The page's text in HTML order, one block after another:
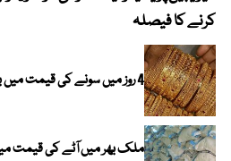
کرنے کا فیصلہ
4 روز میں سونے کی قیمت میں بڑا اضافہ
ملک بھر میں آٹے کی قیمت